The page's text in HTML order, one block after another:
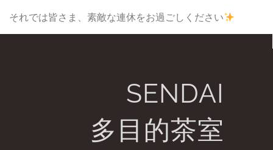
それでは皆さま、素敵な連休をお過ごしください
SENDAI
多目的茶室